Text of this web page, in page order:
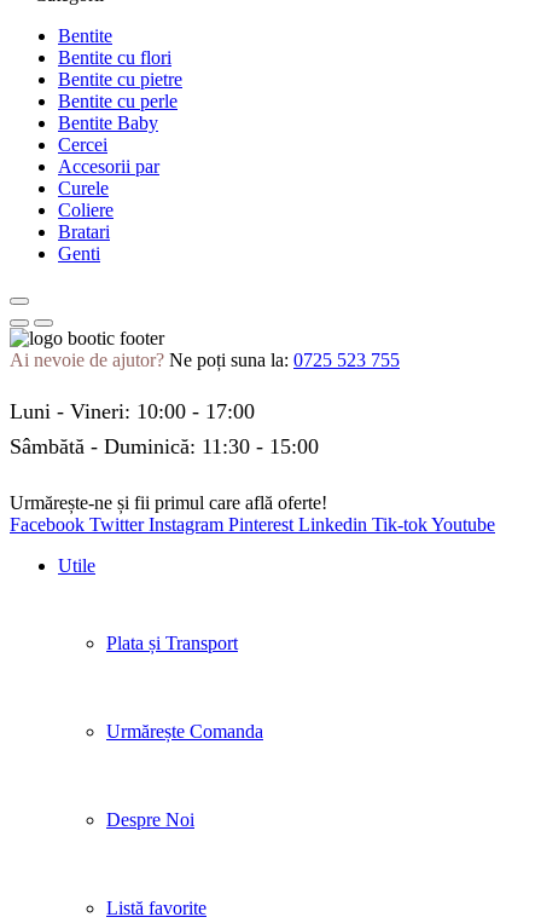
Bentite
Bentite cu flori
Bentite cu pietre
Bentite cu perle
Bentite Baby
Cercei
Accesorii par
Curele
Coliere
Bratari
Genti
Ai nevoie de ajutor? Ne poți suna la: 0725 523 755
Luni - Vineri: 10:00 - 17:00
Sâmbătă - Duminică: 11:30 - 15:00
Urmărește-ne și fii primul care află oferte!
Facebook Twitter Instagram Pinterest Linkedin Tik-tokYoutube
Utile
Plata și Transport
Urmărește Comanda
Despre Noi
Listă favorite